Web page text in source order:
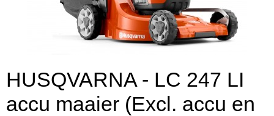
HUSQVARNA - LC 247 LI
accu maaier (Excl. accu en